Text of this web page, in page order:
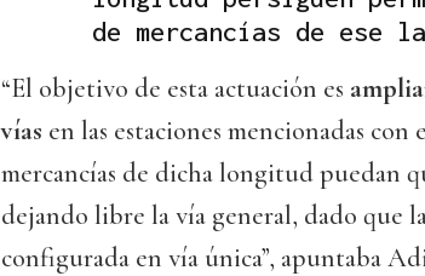
de mercancías de ese
“El objetivo de esta actuación es
vías en las estaciones mencionadas
mercancías de dicha longitud puedan
dejando libre la vía general, dado que
configurada en vía única”, apuntaba